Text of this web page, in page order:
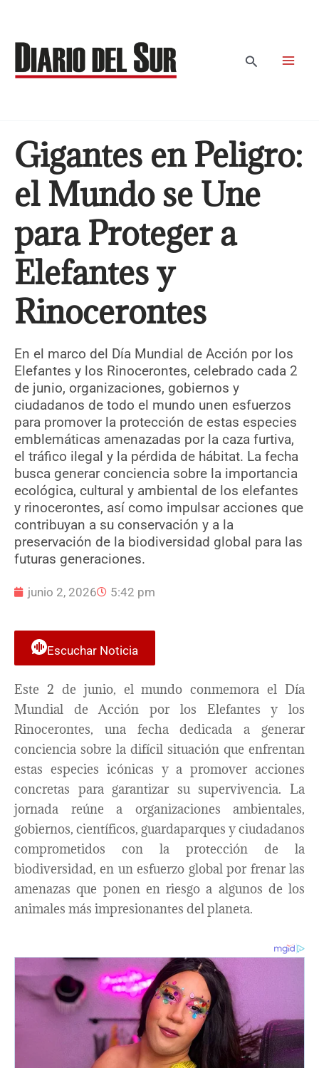
contenido
Buscar
Gigantes en Peligro:
el Mundo se Une
para Proteger a
Elefantes y
Rinocerontes
En el marco del Día Mundial de Acción por los
Elefantes y los Rinocerontes, celebrado cada 2
de junio, organizaciones, gobiernos y
ciudadanos de todo el mundo unen esfuerzos
para promover la protección de estas especies
emblemáticas amenazadas por la caza furtiva,
el tráfico ilegal y la pérdida de hábitat. La fecha
busca generar conciencia sobre la importancia
ecológica, cultural y ambiental de los elefantes
y rinocerontes, así como impulsar acciones que
contribuyan a su conservación y a la
preservación de la biodiversidad global para las
futuras generaciones.
junio 2, 2026 5:42 pm
Escuchar Noticia
Este 2 de junio, el mundo conmemora el Día
Mundial de Acción por los Elefantes y los
Rinocerontes, una fecha dedicada a generar
conciencia sobre la difícil situación que enfrentan
estas especies icónicas y a promover acciones
concretas para garantizar su supervivencia. La
jornada reúne a organizaciones ambientales,
gobiernos, científicos, guardaparques y ciudadanos
comprometidos con la protección de la
biodiversidad, en un esfuerzo global por frenar las
amenazas que ponen en riesgo a algunos de los
animales más impresionantes del planeta.